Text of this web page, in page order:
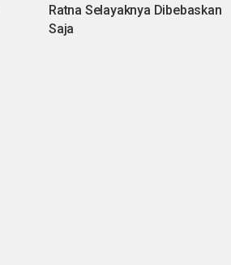
Ratna Selayaknya Dibebaskan
Saja